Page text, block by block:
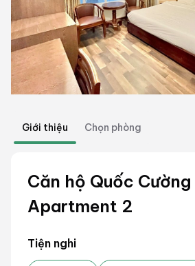
Giới thiệu Chọn phòng
Căn hộ Quốc Cường
Apartment 2
Tiện nghi